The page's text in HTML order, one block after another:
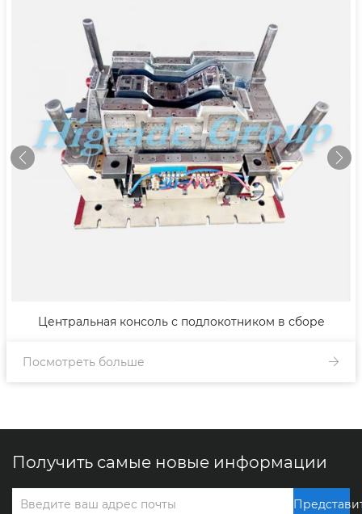
Центральная консоль с подлокотником в сборе
Посмотреть больше
Получить самые новые информации